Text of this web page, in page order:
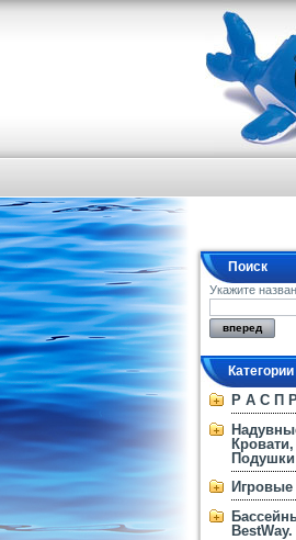
Поиск
Укажите
Категории
Р А С П
Подушки
BestWay.